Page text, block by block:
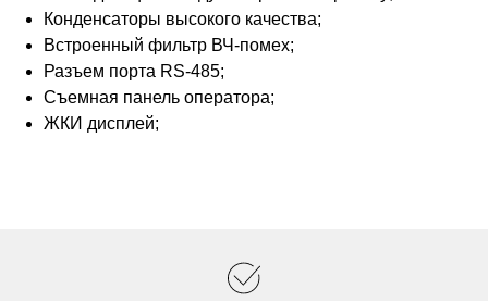
Конденсаторы высокого качества;
Встроенный фильтр ВЧ-помех;
Разъем порта RS-485;
Съемная панель оператора;
ЖКИ дисплей;